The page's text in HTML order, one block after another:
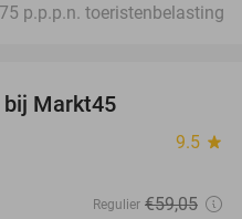
p.p.p.n. toeristenbelasting
bij Markt45
9.5 star
Regulier €59,05